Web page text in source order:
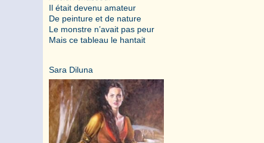
Il était devenu amateur
De peinture et de nature
Le monstre n’avait pas peur
Mais ce tableau le hantait
Sara Diluna